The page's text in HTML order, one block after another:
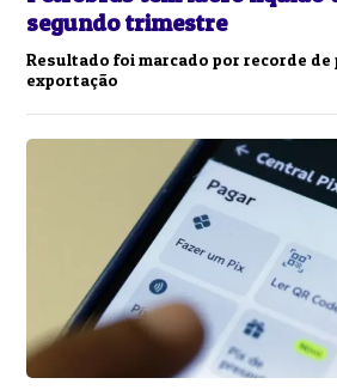
segundo trimestre
Resultado foi marcado por recorde de
exportação